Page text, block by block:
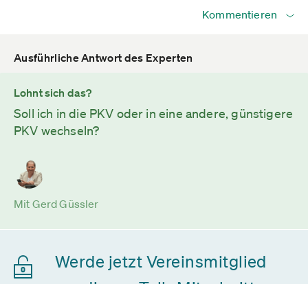
Kommentieren
Ausführliche Antwort des Experten
Lohnt sich das?
Soll ich in die PKV oder in eine andere, günstigere
PKV wechseln?
Mit Gerd Güssler
Werde jetzt Vereinsmitglied